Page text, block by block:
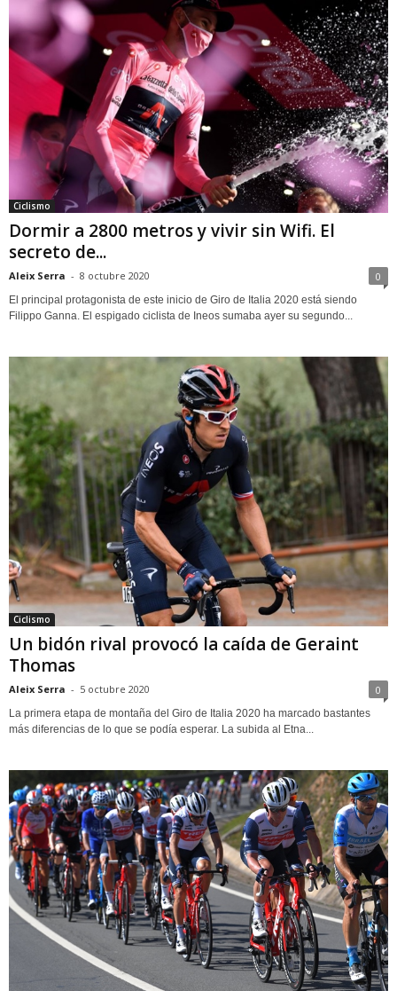
Ciclismo
Dormir a 2800 metros y vivir sin Wifi. El
secreto de...
Aleix Serra - 8 octubre 2020 0
El principal protagonista de este inicio de Giro de Italia 2020 está siendo
Filippo Ganna. El espigado ciclista de Ineos sumaba ayer su segundo...
Ciclismo
Un bidón rival provocó la caída de Geraint
Thomas
Aleix Serra - 5 octubre 2020 0
La primera etapa de montaña del Giro de Italia 2020 ha marcado bastantes
más diferencias de lo que se podía esperar. La subida al Etna...